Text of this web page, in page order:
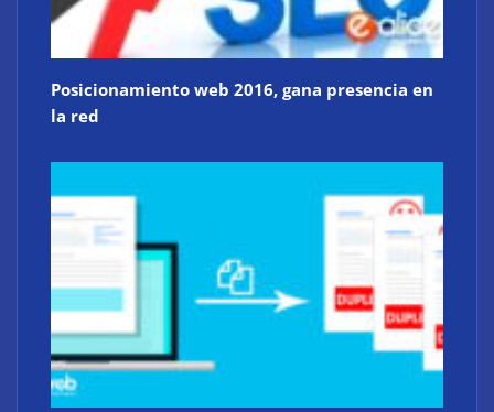
Posicionamiento web 2016, gana presencia en
la red